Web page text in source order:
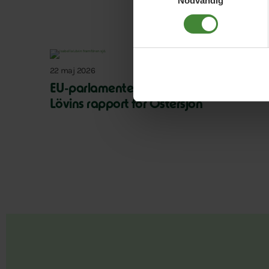
22 maj 2026
EU-parlamentet röstar ja till Isabella
Lövins rapport för Östersjön